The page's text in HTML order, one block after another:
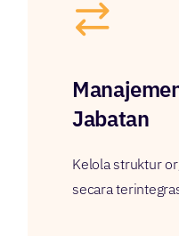
Jabatan
Kelola struktur
secara